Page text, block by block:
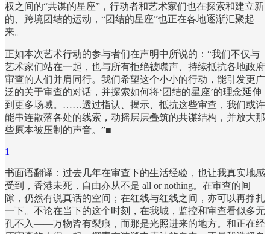
权之间的“共谋的星座”，行动者和艺术家们也在探索和建立新
的、跨境团结的运动，“团结的星座”也正在各地逐渐汇聚起
来。
正如本次艺术行动的参与者们在声明中所说的：“我们不仅与
艺术家们站在一起，也与所有拒绝被噤声、持续抵抗各地政府
审查的人们并肩同行。我们希望这个小小的行动，能引发更广
泛的关于审查的对话，并探索如何将‘团结的星座’的理念延伸
到更多场域。……透过指认、揭示、抵抗这些审查，我们或许
能串连散落各处的线索，动摇层层叠筑的共谋结构，并放大那
些原本被压制的声音。”■
1
书面语翻译：过去几年在审查下的生活经验，也让我真实地感
受到，香港未死，自由亦从不是 all or nothing。在审查的间
隙，仍然有说真话的空间；在红线与红线之间，亦可以再挣扎
一下。不论在当下的这个时刻，在我城，监控和审查看似多无
孔不入——万物皆有裂痕，而那是光照进来的地方。和正在经